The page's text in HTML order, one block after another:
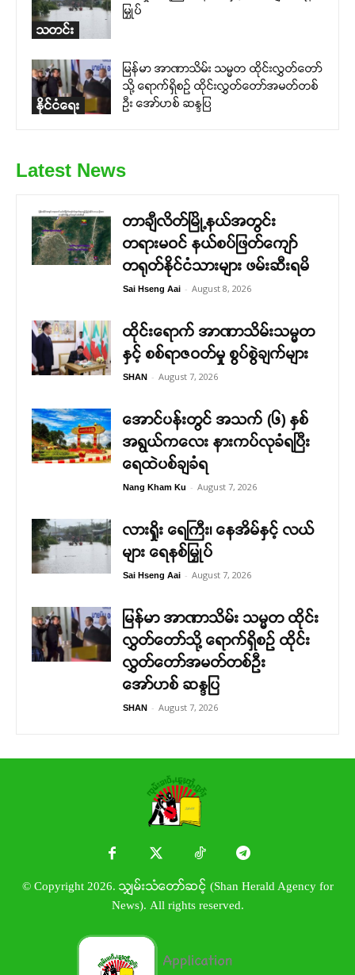
သတင်း
မြှုပ်
နိုင်ငံရေး
မြန်မာ အာဏာသိမ်း သမ္မတ ထိုင်းလွှတ်တော်
သို့ ရောက်ရှိစဉ် ထိုင်းလွှတ်တော်အမတ်တစ်
ဦး အော်ဟစ် ဆန္ဒပြ
Latest News
တာချီလိတ်မြို့နယ်အတွင်း
တရားမဝင် နယ်စပ်ဖြတ်ကျော်
တရုတ်နိုင်ငံသားများ ဖမ်းဆီးရမိ
Sai Hseng Aai - August 8, 2026
ထိုင်းရောက် အာဏာသိမ်းသမ္မတ
နှင့် စစ်ရာဇဝတ်မှု စွပ်စွဲချက်များ
SHAN - August 7, 2026
အောင်ပန်းတွင် အသက် (၆) နှစ်
အရွယ်ကလေး နားကပ်လုခံရပြီး
ရေထဲပစ်ချခံရ
Nang Kham Ku - August 7, 2026
လားရှိုး ရေကြီး၊ နေအိမ်နှင့် လယ်
များ ရေနစ်မြှုပ်
Sai Hseng Aai - August 7, 2026
မြန်မာ အာဏာသိမ်း သမ္မတ ထိုင်း
လွှတ်တော်သို့ ရောက်ရှိစဉ် ထိုင်း
လွှတ်တော်အမတ်တစ်ဦး
အော်ဟစ် ဆန္ဒပြ
SHAN - August 7, 2026
© Copyright 2026. သျှမ်းသံတော်ဆင့် (Shan Herald Agency for
News). All rights reserved.